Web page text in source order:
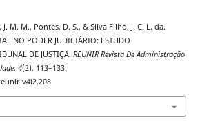
M. M., Pontes, D. S., & Silva Filho, J. C. L. da.
NO PODER JUDICIÁRIO: ESTUDO
DE JUSTIÇA. REUNIR Revista De Administração
, 4(2), 113–133.